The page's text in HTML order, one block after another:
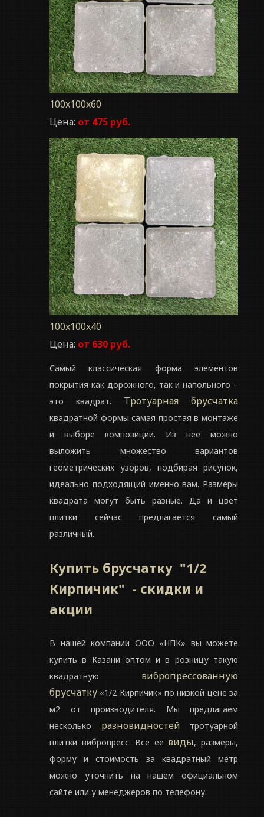
100x100x60
Цена: от 475 руб.
100x100x40
Цена: от 630 руб.
Самый классическая форма элементов
покрытия как дорожного, так и напольного –
это квадрат. Тротуарная брусчатка
квадратной формы самая простая в монтаже
и выборе композиции. Из нее можно
выложить множество вариантов
геометрических узоров, подбирая рисунок,
идеально подходящий именно вам. Размеры
квадрата могут быть разные. Да и цвет
плитки сейчас предлагается самый
различный.
Купить брусчатку "1/2
Кирпичик" - скидки и
акции
В нашей компании ООО «НПК» вы можете
купить в Казани оптом и в розницу такую
квадратную вибропрессованную
брусчатку «1/2 Кирпичик» по низкой цене за
м2 от производителя. Мы предлагаем
несколько разновидностей
тротуарной
плитки вибропресс. Все ее виды, размеры,
форму и стоимость за квадратный метр
можно уточнить на нашем официальном
сайте или у менеджеров по телефону.